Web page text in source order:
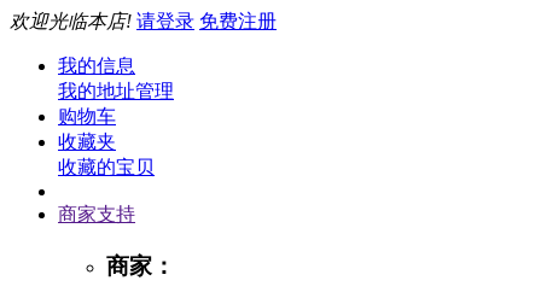
欢迎光临本店! 请登录 免费注册
我的信息
我的地址管理
购物车
收藏夹
收藏的宝贝
商家支持
商家：